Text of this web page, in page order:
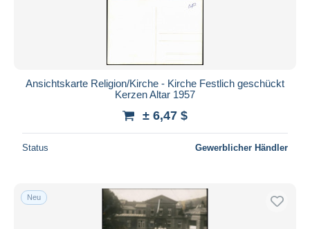
Ansichtskarte Religion/Kirche - Kirche Festlich geschückt
Kerzen Altar 1957
± 6,47 $
Status Gewerblicher Händler
Neu